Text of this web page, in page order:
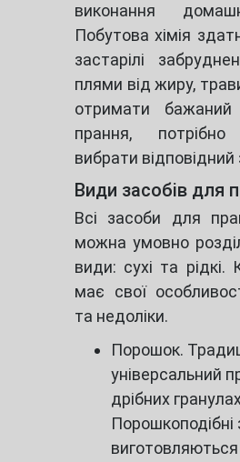
виконання
Побутова хімія
застарілі
плями від жиру,
отримати
прання, потрібно
вибрати відповідний
Види засобів для
Всі засоби для
можна умовно
види: сухі та
має свої
та недоліки.
Порошок.
універсальний
дрібних
Порошкоподібні